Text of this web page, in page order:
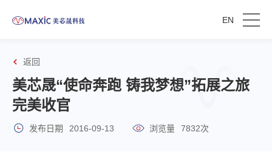
EN
返回
美芯晟“使命奔跑 铸我梦想”拓展之旅
完美收官
发布日期 2016-09-13 浏览量 7832次